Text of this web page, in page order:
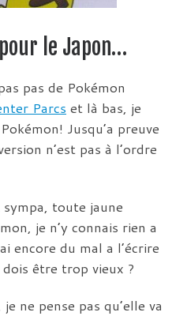
le Japon…
pas de Pokémon
Parcs et là bas, je
Jusqu’a preuve
n’est pas à l’ordre
toute jaune
je n’y connais rien a
encore du mal a l’écrire
être trop vieux ?
ne pense pas qu’elle va